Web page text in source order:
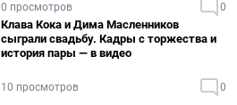
0 просмотров 0
Клава Кока и Дима Масленников
сыграли свадьбу. Кадры с торжества и
история пары — в видео
10 просмотров 0